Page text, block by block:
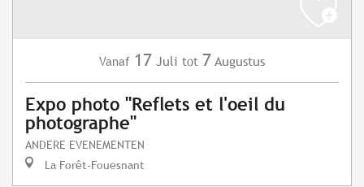
Vanaf 17 Juli tot 7 Augustus
Expo photo "Reflets et l'oeil du
photographe"
ANDERE EVENEMENTEN
La Forêt-Fouesnant